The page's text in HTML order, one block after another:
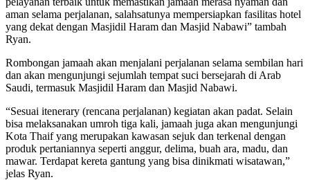
aman selama perjalanan, salahsatunya mempersiapkan fasilitas hotel
yang dekat dengan Masjidil Haram dan Masjid Nabawi” tambah
Ryan.
Rombongan jamaah akan menjalani perjalanan selama sembilan hari
dan akan mengunjungi sejumlah tempat suci bersejarah di Arab
Saudi, termasuk Masjidil Haram dan Masjid Nabawi.
“Sesuai itenerary (rencana perjalanan) kegiatan akan padat. Selain
bisa melaksanakan umroh tiga kali, jamaah juga akan mengunjungi
Kota Thaif yang merupakan kawasan sejuk dan terkenal dengan
produk pertaniannya seperti anggur, delima, buah ara, madu, dan
mawar. Terdapat kereta gantung yang bisa dinikmati wisatawan,”
jelas Ryan.